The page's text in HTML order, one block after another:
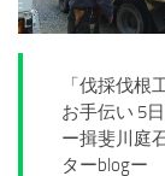
「伐採伐根
お手伝い 5日
ー揖斐川庭
ターblogー